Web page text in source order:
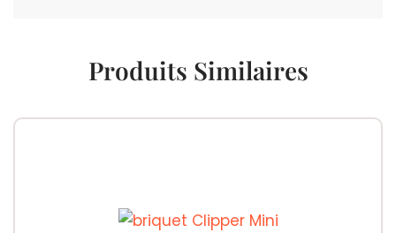
Produits Similaires